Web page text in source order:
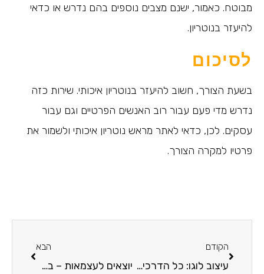
מבוטח. כאמור, ישנם מצבים נוספים בהם נדרש או כדאי
להיעזר בנוטריון.
לסיכום
בשעת הצורך, חשוב להיעזר בנוטריון איכותי. שירות כזה
נדרש מדי פעם עבור רוב האנשים הפרטיים וגם עבור
עסקים. לכן, כדאי לאתר מראש נוטריון איכותי ולשמור את
פרטיו למקרה הצורך.
הקודם
עיצוב לוגו: כל הדרכים ליצירת לוגו עצמאית
הבא
יוצאים לעצמאות – בעלי עסקים חדשים חייבים להכיר את שירות VPS